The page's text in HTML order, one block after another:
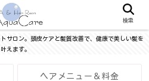
サロン。頭皮ケアと髪質改善で、健康で美しい髪を
叶えます。
ヘアメニュー＆料金
検索